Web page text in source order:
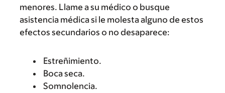
menores. Llame a su médico o busque
asistencia médica si le molesta alguno de estos
efectos secundarios o no desaparece:
Estreñimiento.
Boca seca.
Somnolencia.